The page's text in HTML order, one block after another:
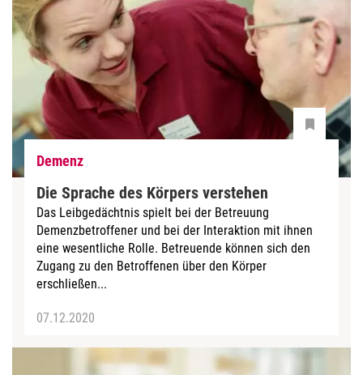
Demenz
Die Sprache des Körpers verstehen
Das Leibgedächtnis spielt bei der Betreuung
Demenzbetroffener und bei der Interaktion mit ihnen
eine wesentliche Rolle. Betreuende können sich den
Zugang zu den Betroffenen über den Körper
erschließen...
07.12.2020